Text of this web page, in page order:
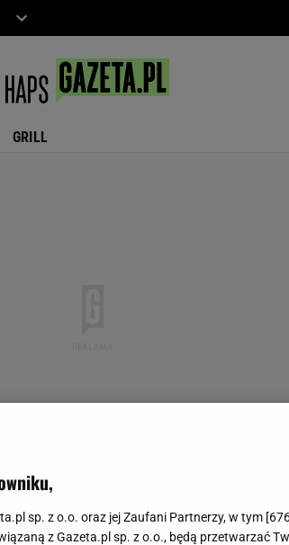
GRILL
sp. z o.o. oraz jej Zaufani Partnerzy, w tym [
z Gazeta.pl sp. z o.o., będą przetwarzać